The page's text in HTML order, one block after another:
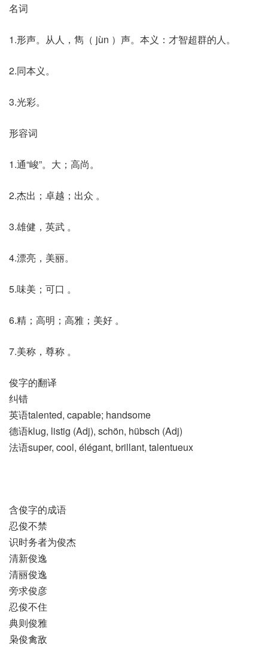
名词
1.形声。从人，雋（ jùn ）声。本义：才智超群的人。
2.同本义。
3.光彩。
形容词
1.通“峻”。大；高尚。
2.杰出；卓越；出众 。
3.雄健，英武 。
4.漂亮，美丽。
5.味美；可口 。
6.精；高明；高雅；美好 。
7.美称，尊称 。
俊字的翻译
纠错
英语talented, capable; handsome
德语klug, listig (Adj)​, schön, hübsch (Adj)
法语super, cool, élégant, brillant, talentueux
含俊字的成语
忍俊不禁
识时务者为俊杰
清新俊逸
清丽俊逸
旁求俊彦
忍俊不住
典则俊雅
枭俊禽敌